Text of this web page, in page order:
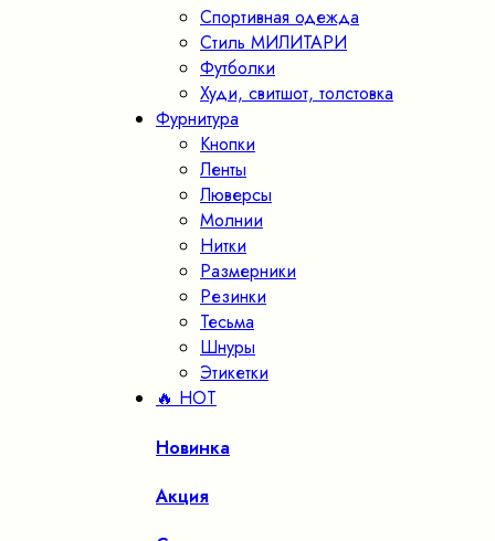
Спортивная одежда
Стиль МИЛИТАРИ
Футболки
Худи, свитшот, толстовка
Фурнитура
Кнопки
Ленты
Люверсы
Молнии
Нитки
Размерники
Резинки
Тесьма
Шнуры
Этикетки
🔥 HOT
Новинка
Акция